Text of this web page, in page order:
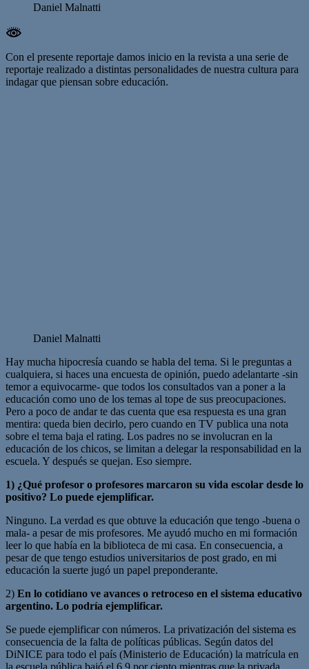
Daniel Malnatti
Con el presente reportaje damos inicio en la revista a una serie de
reportaje realizado a distintas personalidades de nuestra cultura para
indagar que piensan sobre educación.
Daniel Malnatti
Hay mucha hipocresía cuando se habla del tema. Si le preguntas a
cualquiera, si haces una encuesta de opinión, puedo adelantarte -sin
temor a equivocarme- que todos los consultados van a poner a la
educación como uno de los temas al tope de sus preocupaciones.
Pero a poco de andar te das cuenta que esa respuesta es una gran
mentira: queda bien decirlo, pero cuando en TV publica una nota
sobre el tema baja el rating. Los padres no se involucran en la
educación de los chicos, se limitan a delegar la responsabilidad en la
escuela. Y después se quejan. Eso siempre.
1) ¿Qué profesor o profesores marcaron su vida escolar desde lo
positivo? Lo puede ejemplificar.
Ninguno. La verdad es que obtuve la educación que tengo -buena o
mala- a pesar de mis profesores. Me ayudó mucho en mi formación
leer lo que había en la biblioteca de mi casa. En consecuencia, a
pesar de que tengo estudios universitarios de post grado, en mi
educación la suerte jugó un papel preponderante.
2) En lo cotidiano ve avances o retroceso en el sistema educativo
argentino. Lo podría ejemplificar.
Se puede ejemplificar con números. La privatización del sistema es
consecuencia de la falta de políticas públicas. Según datos del
DiNICE para todo el país (Ministerio de Educación) la matrícula en
la escuela pública bajó el 6,9 por ciento mientras que la privada